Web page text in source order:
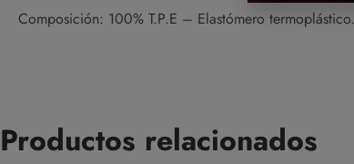
Composición: 100% T.P.E – Elastómero termoplástico.
Productos relacionados